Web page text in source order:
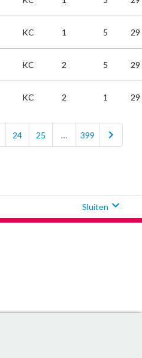
KC 1 5 29
KC 2 5 29
KC 2 1 29
24 25 … 399 chevron_right
Sluiten expand_more